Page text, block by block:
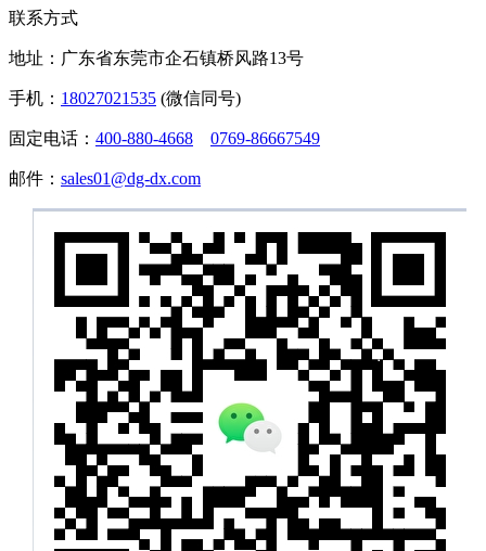
联系方式
地址：广东省东莞市企石镇桥风路13号
手机： 18027021535 (微信同号)
固定电话： 400-880-4668 0769-86667549
邮件： sales01@dg-dx.com